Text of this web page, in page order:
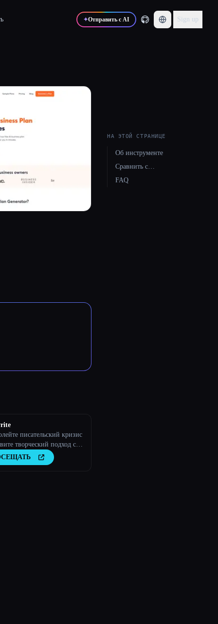
✦Отправить с AI Sign up
писательский кризис
творческий подход с
искусственным
НА ЭТОЙ СТРАНИЦЕ
Об инструменте
Сравнить с…
FAQ